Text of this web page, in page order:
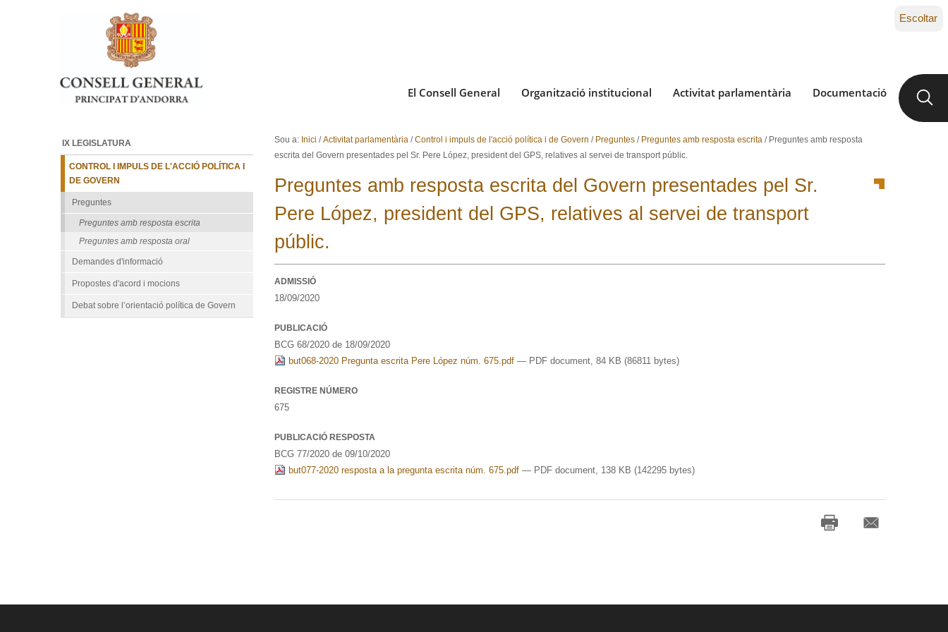
Ves al contingut.
Salta a la navegació
El Consell General Organització institucional Activitat parlamentària Documentació
Escoltar
Sou a: Inici /Activitat parlamentària /Control i impuls de l'acció política i de Govern / Preguntes / Preguntes amb resposta escrita / Preguntes amb resposta
escrita del Govern presentades pel Sr. Pere López, president del GPS, relatives al servei de transport públic.
Preguntes amb resposta escrita del Govern presentades pel Sr.
Pere López, president del GPS, relatives al servei de transport
públic.
ADMISSIÓ
18/09/2020
PUBLICACIÓ
BCG 68/2020 de 18/09/2020
but068-2020 Pregunta escrita Pere López núm. 675.pdf — PDF document, 84 KB (86811 bytes)
REGISTRE NÚMERO
675
PUBLICACIÓ RESPOSTA
BCG 77/2020 de 09/10/2020
but077-2020 resposta a la pregunta escrita núm. 675.pdf — PDF document, 138 KB (142295 bytes)
IX LEGISLATURA
CONTROL I IMPULS DE L'ACCIÓ POLÍTICA I
DE GOVERN
Preguntes
Preguntes amb resposta escrita
Preguntes amb resposta oral
Demandes d'informació
Propostes d'acord i mocions
Debat sobre l’orientació política de Govern